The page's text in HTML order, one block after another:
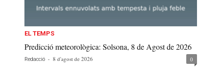
EL TEMPS
Predicció meteorològica: Solsona, 8 de Agost de 2026
Redacció - 8 d'agost de 2026 0